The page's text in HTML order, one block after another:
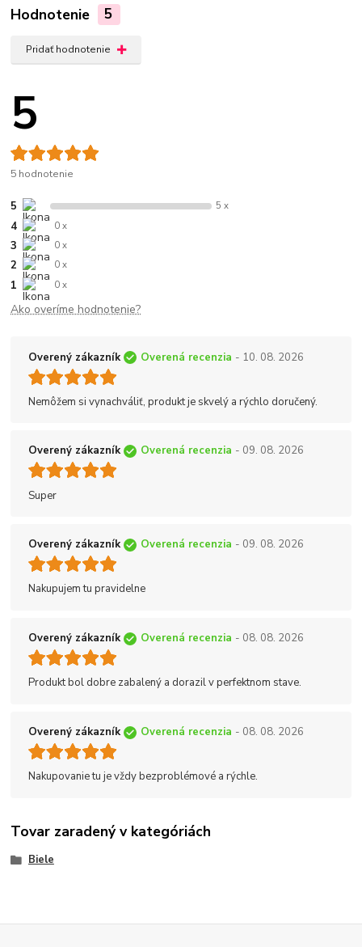
Hodnotenie 5
Pridať hodnotenie
5
5 hodnotenie
5 5 x
4 0 x
3 0 x
2 0 x
1 0 x
Ako overíme hodnotenie?
Overený zákazník Overená recenzia - 10. 08. 2026
Nemôžem si vynachváliť, produkt je skvelý a rýchlo doručený.
Overený zákazník Overená recenzia - 09. 08. 2026
Super
Overený zákazník Overená recenzia - 09. 08. 2026
Nakupujem tu pravidelne
Overený zákazník Overená recenzia - 08. 08. 2026
Produkt bol dobre zabalený a dorazil v perfektnom stave.
Overený zákazník Overená recenzia - 08. 08. 2026
Nakupovanie tu je vždy bezproblémové a rýchle.
Tovar zaradený v kategóriách
Biele